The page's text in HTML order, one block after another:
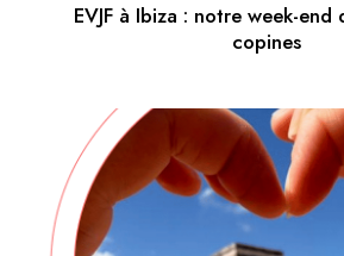
EVJF à Ibiza : notre week-
copines